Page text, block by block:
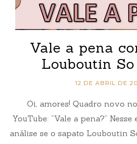
Vale a pena
Louboutin
12 DE ABRIL DE
Oi, amores! Quadro novo
YouTube: “Vale a pena?”
análise se o sapato Louboutin